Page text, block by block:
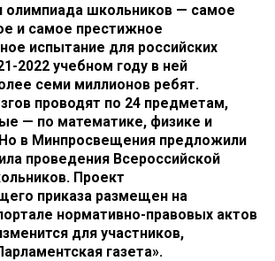
олимпиада школьников — самое
и самое престижное
испытание для российских
2022 учебном году в ней
семи миллионов ребят.
проводят по 24 предметам,
— по математике, физике и
в Минпросвещения предложили
проведения Всероссийской
Проект
приказа размещен на
нормативно-правовых актов
для участников,
газета».